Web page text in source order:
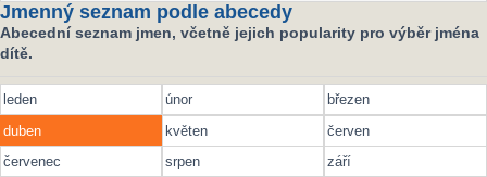
Jmenný seznam podle abecedy
Abecední seznam jmen, včetně jejich popularity pro výběr jména
dítě.
leden únor
březen
duben
květen
červen
červenec
srpen
září